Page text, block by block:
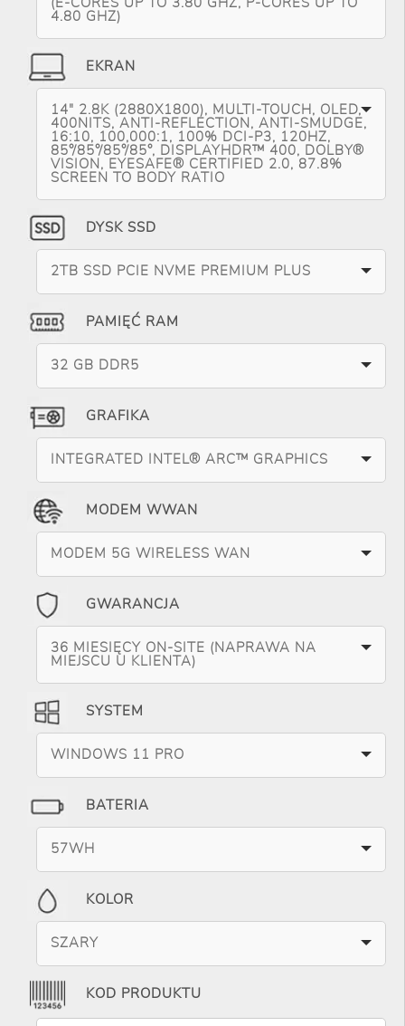
4.80 GHZ)
EKRAN
14" 2.8K (2880X1800), MULTI-TOUCH, OLED,
400NITS, ANTI-REFLECTION, ANTI-SMUDGE,
16:10, 100,000:1, 100% DCI-P3, 120HZ,
85°/85°/85°/85°, DISPLAYHDR™ 400, DOLBY®
VISION, EYESAFE® CERTIFIED 2.0, 87.8%
SCREEN TO BODY RATIO
DYSK SSD
2TB SSD PCIE NVME PREMIUM PLUS
PAMIĘĆ RAM
32 GB DDR5
GRAFIKA
INTEGRATED INTEL® ARC™ GRAPHICS
MODEM WWAN
MODEM 5G WIRELESS WAN
GWARANCJA
36 MIESIĘCY ON-SITE (NAPRAWA NA
MIEJSCU U KLIENTA)
SYSTEM
WINDOWS 11 PRO
BATERIA
57WH
KOLOR
SZARY
KOD PRODUKTU